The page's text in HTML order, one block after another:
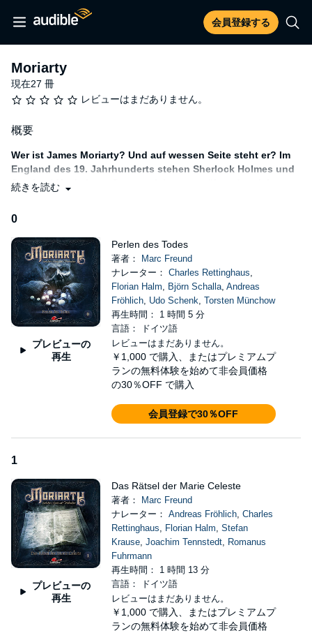
会員登録する
Moriarty
現在27 冊
レビューはまだありません。
概要
Wer ist James Moriarty? Und auf wessen Seite steht er? Im
England des 19. Jahrhunderts stehen Sherlock Holmes und
Scotland Yard einem Gegenspieler gegenüber, der nicht zu
Ein Gasthaus in Plymouth, Südengland: Eines Abends taucht ein
rätselhafter Fremder auf. Er fragt nach einer warmen Mahlzeit
und weicht den Fragen des Wirts aus. Bei sich hat er nur ein
wertvolles Buch und einen Beutel mit Perlen. Dann geschieht ein
brutaler Mord, die Besitztümer verschwinden. Was geht hier vor
sich? Sherlock Holmes nimmt die Ermittlungen auf.
Bei einer Beerdigung treffen der Detektiv und sein Kompagnon
Dr. Watson schließlich auf den geheimnisvollen Fremden. Er
nennt sich James Moriarty. Schnell erkennt Holmes, dass er es
mit einem großen Gegenspieler zu tun hat. Auch die Ermittler von
Scotland Yard hegen Interesse an dem Unbekannten, von dem
sie praktisch nichts wissen. Doch Professor Moriarty ist mehr als
Herausforderungen bewältigen - und sein eigenes Leben
Hörspielen rund um die Figuren von Sir Arthur Conan Doyles: Er
entwickelte einige Titel der Reihen
Fälle,Irene Adler, Sonderermittlerin der KroneundSherlock
Holmes und Co.
Gesprochen werden die Moriarty-Hörspiele unter anderem von
Charles Rettinghaus, Florian Halm, Andreas Fröhlich, Tobias
Kluckert, Gabrielle Pietermann und Arianne Borbach.
続きを読む
0
プレビューの
再生
Perlen des Todes
著者：
Marc Freund
ナレーター： Charles Rettinghaus,
Florian Halm, Björn Schalla, Andreas
Fröhlich, Udo Schenk, Torsten Münchow
再生時間： 1 時間 5 分
言語： ドイツ語
レビューはまだありません。
￥1,000 で購入、またはプレミアムプ
ランの無料体験を始めて非会員価格
の30％OFF で購入
会員登録で30％OFF
1
プレビューの
再生
Das Rätsel der Marie Celeste
著者：
Marc Freund
ナレーター： Andreas Fröhlich, Charles
Rettinghaus, Florian Halm, Stefan
Krause, Joachim Tennstedt, Romanus
Fuhrmann
再生時間： 1 時間 13 分
言語： ドイツ語
レビューはまだありません。
￥1,000 で購入、またはプレミアムプ
ランの無料体験を始めて非会員価格